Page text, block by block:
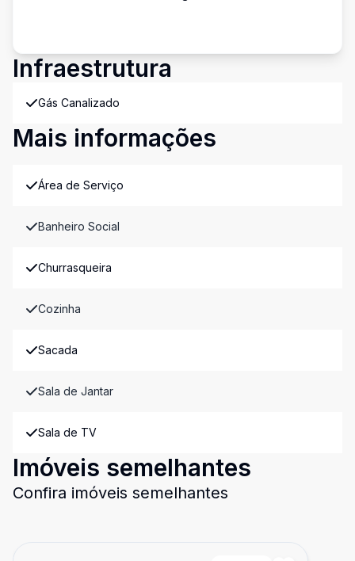
Infraestrutura
Gás Canalizado
Mais informações
Área de Serviço
Banheiro Social
Churrasqueira
Cozinha
Sacada
Sala de Jantar
Sala de TV
Imóveis semelhantes
Confira imóveis semelhantes